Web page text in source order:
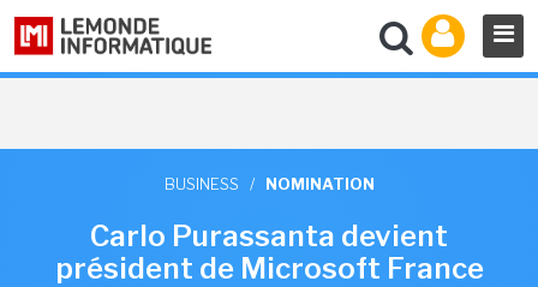
BUSINESS / NOMINATION
Carlo Purassanta devient
président de Microsoft France